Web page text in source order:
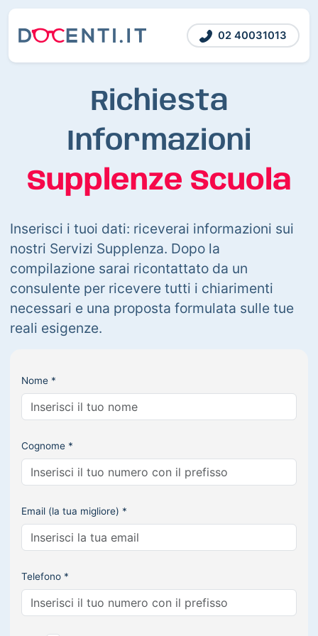
02 40031013
Richiesta
Informazioni
Supplenze Scuola
Inserisci i tuoi dati: riceverai informazioni sui
nostri Servizi Supplenza. Dopo la
compilazione sarai ricontattato da un
consulente per ricevere tutti i chiarimenti
necessari e una proposta formulata sulle tue
reali esigenze.
Nome *
Cognome *
Email (la tua migliore) *
Telefono *